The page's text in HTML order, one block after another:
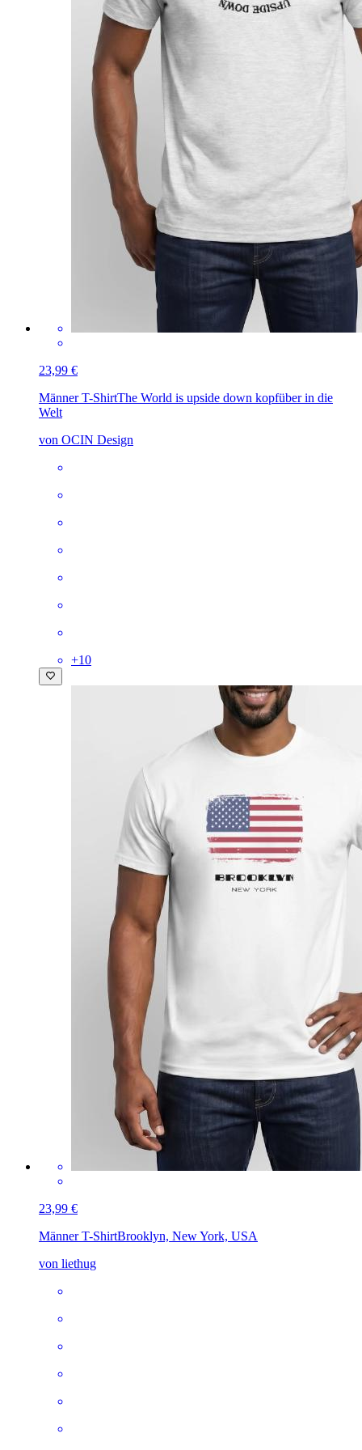
23,99 €
Männer T-ShirtThe World is upside down kopfüber in die
Welt
von OCIN Design
+10
23,99 €
Männer T-ShirtBrooklyn, New York, USA
von liethug